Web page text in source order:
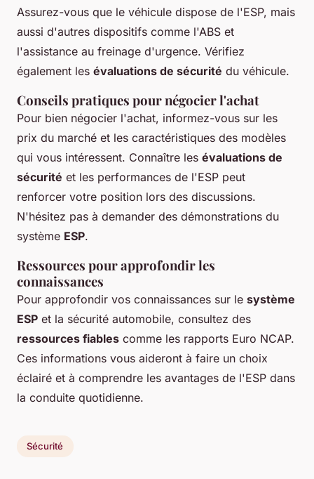
Assurez-vous que le véhicule dispose de l'ESP, mais
aussi d'autres dispositifs comme l'ABS et
l'assistance au freinage d'urgence. Vérifiez
également les évaluations de sécurité du véhicule.
Conseils pratiques pour négocier l'achat
Pour bien négocier l'achat, informez-vous sur les
prix du marché et les caractéristiques des modèles
qui vous intéressent. Connaître les évaluations de
sécurité et les performances de l'ESP peut
renforcer votre position lors des discussions.
N'hésitez pas à demander des démonstrations du
système ESP.
Ressources pour approfondir les
connaissances
Pour approfondir vos connaissances sur le système
ESP et la sécurité automobile, consultez des
ressources fiables comme les rapports Euro NCAP.
Ces informations vous aideront à faire un choix
éclairé et à comprendre les avantages de l'ESP dans
la conduite quotidienne.
Sécurité